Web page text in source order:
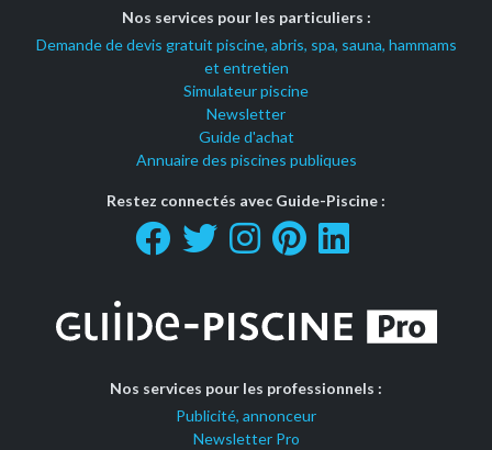
Nos services pour les particuliers :
Demande de devis gratuit piscine, abris, spa, sauna, hammams
et entretien
Simulateur piscine
Newsletter
Guide d'achat
Annuaire des piscines publiques
Restez connectés avec Guide-Piscine :
Nos services pour les professionnels :
Publicité, annonceur
Newsletter Pro